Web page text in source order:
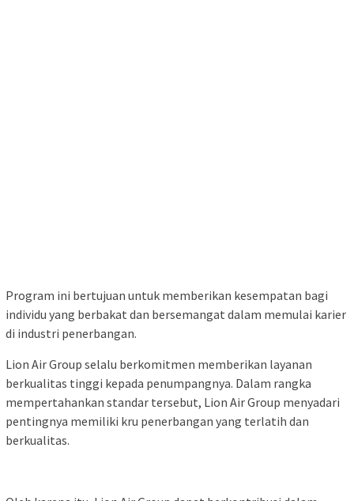
Program ini bertujuan untuk memberikan kesempatan bagi
individu yang berbakat dan bersemangat dalam memulai karier
di industri penerbangan.
Lion Air Group selalu berkomitmen memberikan layanan
berkualitas tinggi kepada penumpangnya. Dalam rangka
mempertahankan standar tersebut, Lion Air Group menyadari
pentingnya memiliki kru penerbangan yang terlatih dan
berkualitas.